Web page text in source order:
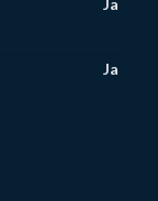
Ja
Ja